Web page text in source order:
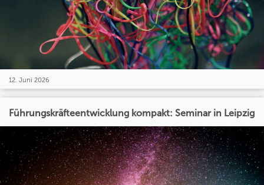
12. Juni 2026
Führungskräfteentwicklung kompakt: Seminar in Leipzig